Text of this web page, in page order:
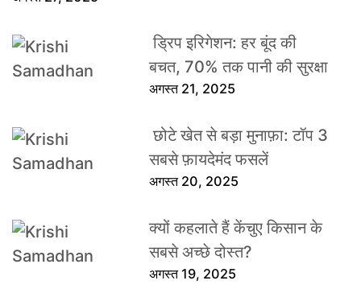
ड्रिप इरिगेशन: हर बूंद की
बचत, 70% तक पानी की सुरक्षा
अगस्त 21, 2025
छोटे खेत से बड़ा मुनाफ़ा: टॉप 3
सबसे फ़ायदेमंद फसलें
अगस्त 20, 2025
क्यों कहलाते हैं केंचुए किसान के
सबसे अच्छे दोस्त?
अगस्त 19, 2025